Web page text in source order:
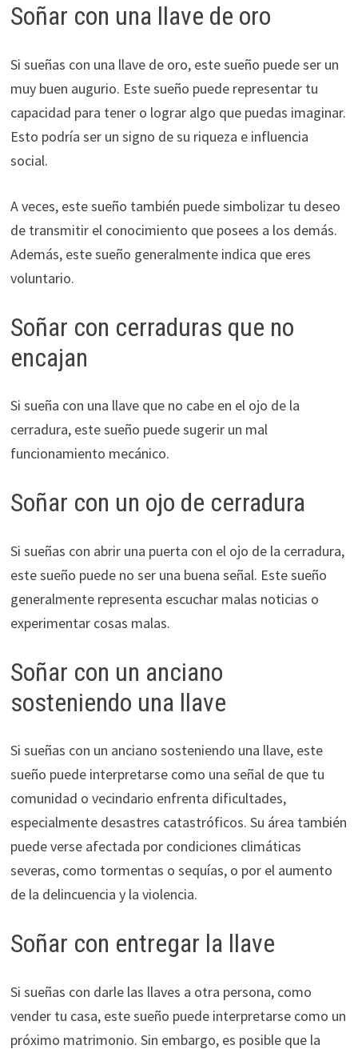
Soñar con una llave de oro
Si sueñas con una llave de oro, este sueño puede ser un
muy buen augurio. Este sueño puede representar tu
capacidad para tener o lograr algo que puedas imaginar.
Esto podría ser un signo de su riqueza e influencia
social.
A veces, este sueño también puede simbolizar tu deseo
de transmitir el conocimiento que posees a los demás.
Además, este sueño generalmente indica que eres
voluntario.
Soñar con cerraduras que no
encajan
Si sueña con una llave que no cabe en el ojo de la
cerradura, este sueño puede sugerir un mal
funcionamiento mecánico.
Soñar con un ojo de cerradura
Si sueñas con abrir una puerta con el ojo de la cerradura,
este sueño puede no ser una buena señal. Este sueño
generalmente representa escuchar malas noticias o
experimentar cosas malas.
Soñar con un anciano
sosteniendo una llave
Si sueñas con un anciano sosteniendo una llave, este
sueño puede interpretarse como una señal de que tu
comunidad o vecindario enfrenta dificultades,
especialmente desastres catastróficos. Su área también
puede verse afectada por condiciones climáticas
severas, como tormentas o sequías, o por el aumento
de la delincuencia y la violencia.
Soñar con entregar la llave
Si sueñas con darle las llaves a otra persona, como
vender tu casa, este sueño puede interpretarse como un
próximo matrimonio. Sin embargo, es posible que la